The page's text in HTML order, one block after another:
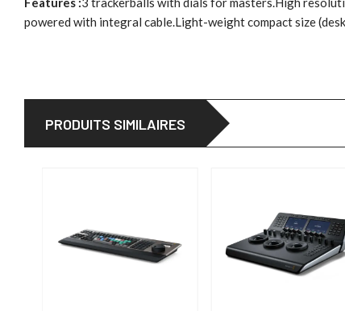
powered with integral cable.Light-weight compact size
PRODUITS SIMILAIRES